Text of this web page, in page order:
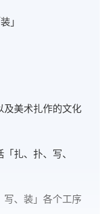
」
及美术扎作的文化
扎、扑、写、
写、装」各个工序